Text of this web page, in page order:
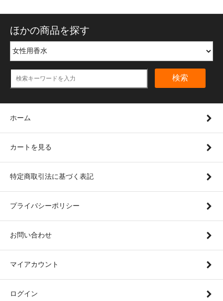
ほかの商品を探す
検索
ホーム
カートを見る
特定商取引法に基づく表記
プライバシーポリシー
お問い合わせ
マイアカウント
ログイン